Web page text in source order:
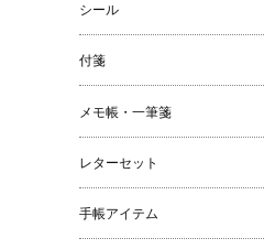
シール
付箋
メモ帳・一筆箋
レターセット
手帳アイテム